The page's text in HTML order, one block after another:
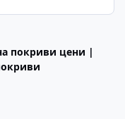
покриви цени |